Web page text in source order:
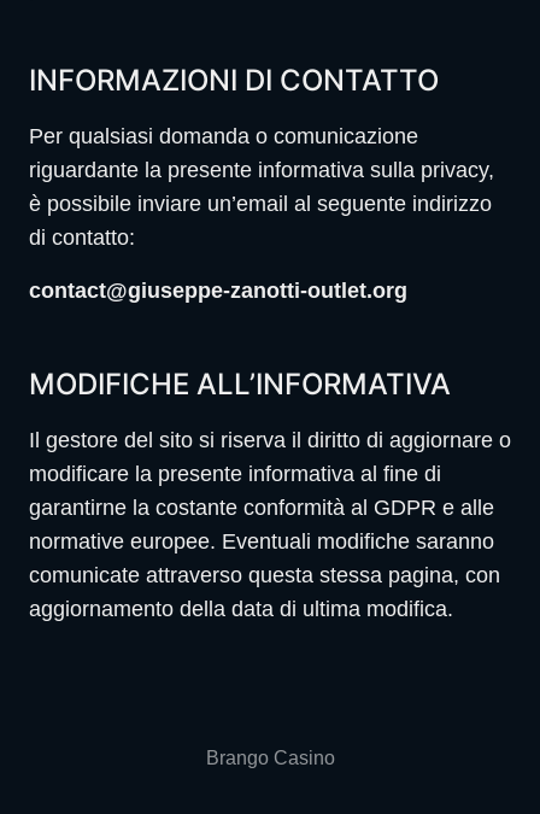
INFORMAZIONI DI CONTATTO
Per qualsiasi domanda o comunicazione
riguardante la presente informativa sulla privacy,
è possibile inviare un’email al seguente indirizzo
di contatto:
contact@giuseppe-zanotti-outlet.org
MODIFICHE ALL’INFORMATIVA
Il gestore del sito si riserva il diritto di aggiornare o
modificare la presente informativa al fine di
garantirne la costante conformità al GDPR e alle
normative europee. Eventuali modifiche saranno
comunicate attraverso questa stessa pagina, con
aggiornamento della data di ultima modifica.
Brango Casino